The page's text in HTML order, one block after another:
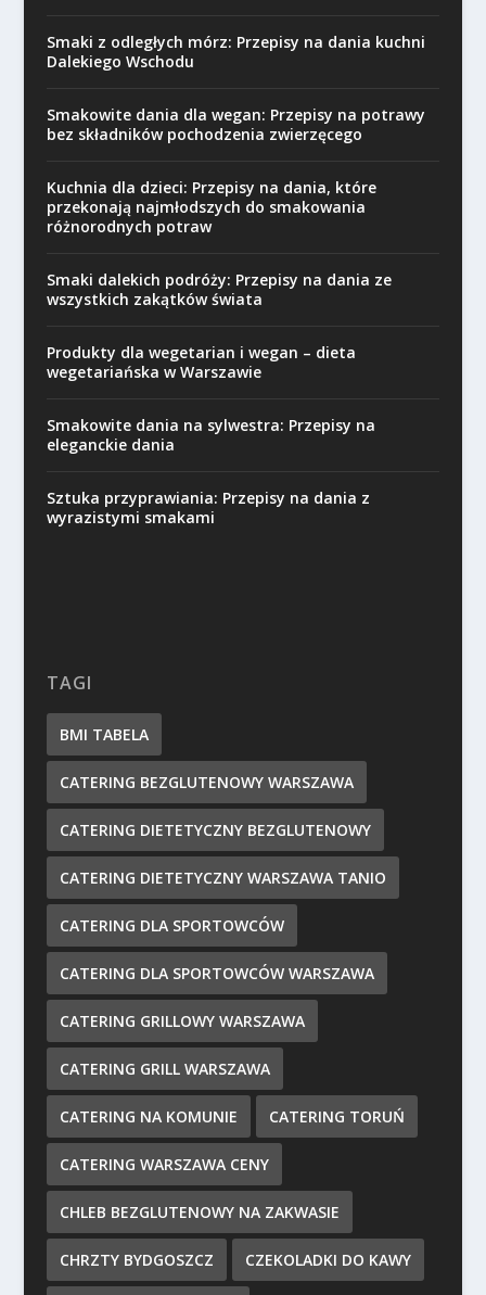
Smaki z odległych mórz: Przepisy na dania kuchni
Dalekiego Wschodu
Smakowite dania dla wegan: Przepisy na potrawy
bez składników pochodzenia zwierzęcego
Kuchnia dla dzieci: Przepisy na dania, które
przekonają najmłodszych do smakowania
różnorodnych potraw
Smaki dalekich podróży: Przepisy na dania ze
wszystkich zakątków świata
Produkty dla wegetarian i wegan – dieta
wegetariańska w Warszawie
Smakowite dania na sylwestra: Przepisy na
eleganckie dania
Sztuka przyprawiania: Przepisy na dania z
wyrazistymi smakami
TAGI
BMI TABELA
CATERING BEZGLUTENOWY WARSZAWA
CATERING DIETETYCZNY BEZGLUTENOWY
CATERING DIETETYCZNY WARSZAWA TANIO
CATERING DLA SPORTOWCÓW
CATERING DLA SPORTOWCÓW WARSZAWA
CATERING GRILLOWY WARSZAWA
CATERING GRILL WARSZAWA
CATERING NA KOMUNIE CATERING TORUŃ
CATERING WARSZAWA CENY
CHLEB BEZGLUTENOWY NA ZAKWASIE
CHRZTY BYDGOSZCZ CZEKOLADKI DO KAWY